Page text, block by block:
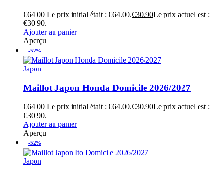
€64.00 Le prix initial était : €64.00.€30.90Le prix actuel est :
€30.90.
Ajouter au panier
Aperçu
-52%
Japon
Maillot Japon Honda Domicile 2026/2027
€64.00 Le prix initial était : €64.00.€30.90Le prix actuel est :
€30.90.
Ajouter au panier
Aperçu
-52%
Japon